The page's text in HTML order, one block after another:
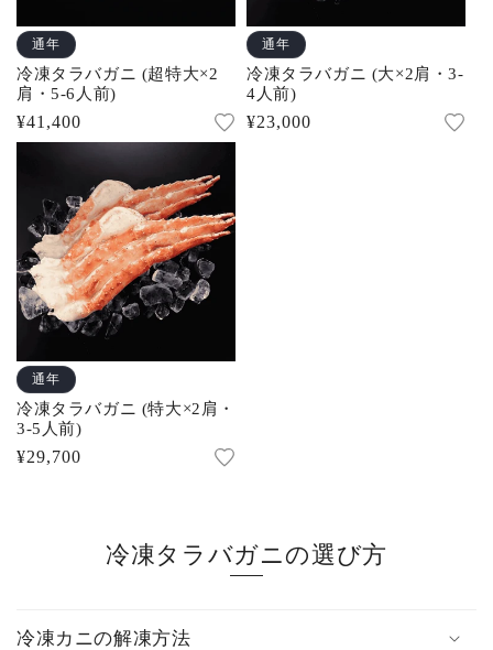
通年
冷凍タラバガニ (超特大×2
肩・5-6人前)
通
常
¥41,400
通年
冷凍タラバガニ (大×2肩・3-
4人前)
通
¥23,000
通年
冷凍タラバガニ (特大×2肩・
3-5人前)
通
¥29,700
冷凍タラバガニの選び方
冷凍カニの解凍方法